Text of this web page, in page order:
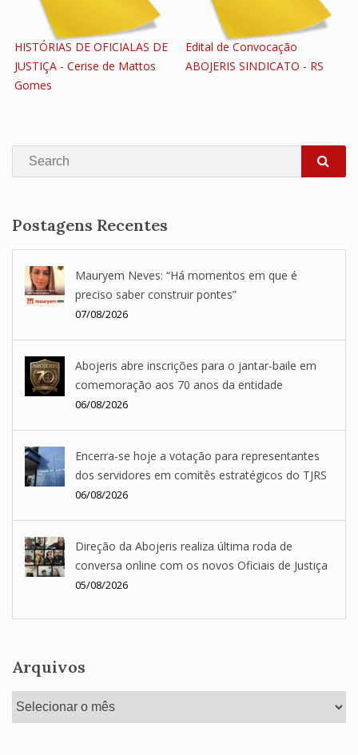
HISTÓRIAS DE OFICIALAS DE
JUSTIÇA - Cerise de Mattos
Gomes
Edital de Convocação
ABOJERIS SINDICATO - RS
Search
Postagens Recentes
Mauryem Neves: “Há momentos em que é
preciso saber construir pontes”
07/08/2026
Abojeris abre inscrições para o jantar-baile em
comemoração aos 70 anos da entidade
06/08/2026
Encerra-se hoje a votação para representantes
dos servidores em comitês estratégicos do TJRS
06/08/2026
Direção da Abojeris realiza última roda de
conversa online com os novos Oficiais de Justiça
05/08/2026
Arquivos
Arquivos